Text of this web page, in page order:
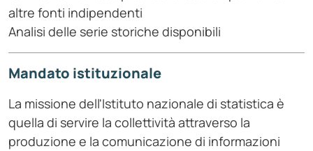
altre fonti indipendenti
Analisi delle serie storiche disponibili
Mandato istituzionale
La missione dell'Istituto nazionale di statistica è
quella di servire la collettività attraverso la
produzione e la comunicazione di informazioni